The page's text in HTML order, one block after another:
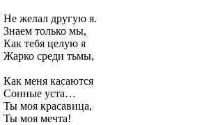
Не желал другую я.
Знаем только мы,
Как тебя целую я
Жарко среди тьмы,
Как меня касаются
Сонные уста…
Ты моя красавица,
Ты моя мечта!